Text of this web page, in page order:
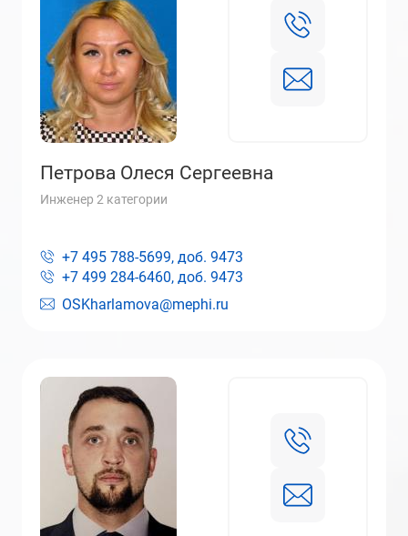
Петрова Олеся Сергеевна
Инженер 2 категории
OSKharlamova@mephi.ru
+7 495 788-5699, доб. 9473
+7 499 284-6460, доб. 9473